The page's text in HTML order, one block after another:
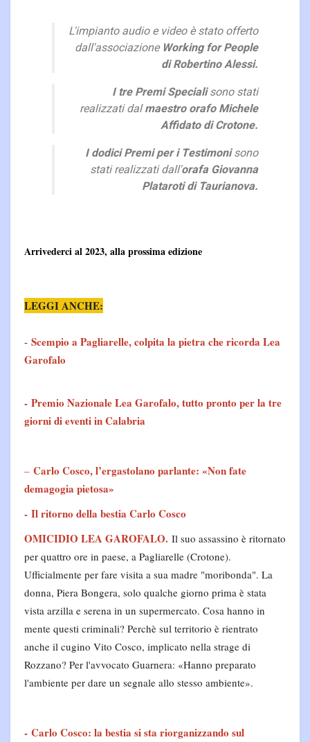
L'impianto audio e video è stato offerto
dall'associazioneWorking for People
di Robertino Alessi.
I tre Premi Specialisono stati
realizzati dalmaestro orafo Michele
Affidato di Crotone.
I dodici Premi per i Testimonisono
stati realizzati dall'orafa Giovanna
Plataroti di Taurianova.
Arrivederci al 2023, alla prossima edizione
LEGGI ANCHE:
- Scempio a Pagliarelle, colpita la pietra che ricorda Lea
Garofalo
- Premio Nazionale Lea Garofalo, tutto pronto per la tre
giorni di eventi in Calabria
– Carlo Cosco, l’ergastolano parlante: «Non fate
demagogia pietosa»
- Il ritorno della bestia Carlo Cosco
OMICIDIO LEA GAROFALO. Il suo assassino è ritornato
per quattro ore in paese, a Pagliarelle (Crotone).
Ufficialmente per fare visita a sua madre "moribonda". La
donna, Piera Bongera, solo qualche giorno prima è stata
vista arzilla e serena in un supermercato. Cosa hanno in
mente questi criminali? Perchè sul territorio è rientrato
anche il cugino Vito Cosco, implicato nella strage di
Rozzano? Per l'avvocato Guarnera: «Hanno preparato
l'ambiente per dare un segnale allo stesso ambiente».
- Carlo Cosco: la bestia si sta riorganizzando sul